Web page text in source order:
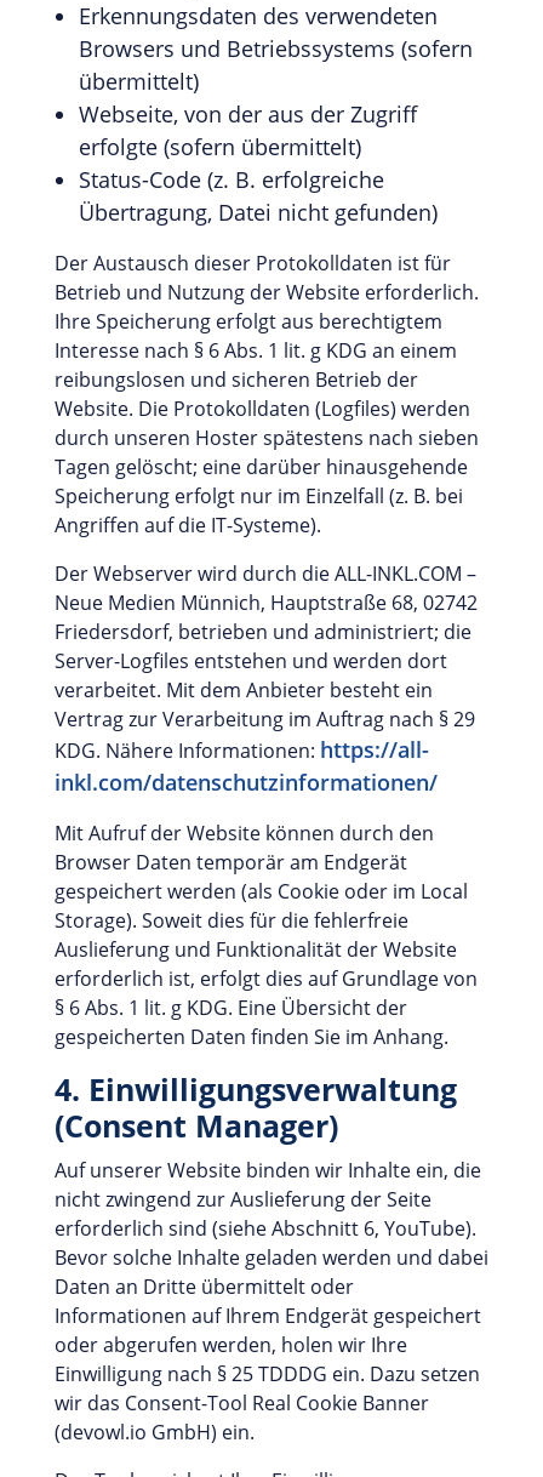
Erkennungsdaten des verwendeten
Browsers und Betriebssystems (sofern
übermittelt)
Webseite, von der aus der Zugriff
erfolgte (sofern übermittelt)
Status-Code (z. B. erfolgreiche
Übertragung, Datei nicht gefunden)
Der Austausch dieser Protokolldaten ist für
Betrieb und Nutzung der Website erforderlich.
Ihre Speicherung erfolgt aus berechtigtem
Interesse nach § 6 Abs. 1 lit. g KDG an einem
reibungslosen und sicheren Betrieb der
Website. Die Protokolldaten (Logfiles) werden
durch unseren Hoster spätestens nach sieben
Tagen gelöscht; eine darüber hinausgehende
Speicherung erfolgt nur im Einzelfall (z. B. bei
Angriffen auf die IT-Systeme).
Der Webserver wird durch die ALL-INKL.COM –
Neue Medien Münnich, Hauptstraße 68, 02742
Friedersdorf, betrieben und administriert; die
Server-Logfiles entstehen und werden dort
verarbeitet. Mit dem Anbieter besteht ein
Vertrag zur Verarbeitung im Auftrag nach § 29
KDG. Nähere Informationen: https://all-
inkl.com/datenschutzinformationen/
Mit Aufruf der Website können durch den
Browser Daten temporär am Endgerät
gespeichert werden (als Cookie oder im Local
Storage). Soweit dies für die fehlerfreie
Auslieferung und Funktionalität der Website
erforderlich ist, erfolgt dies auf Grundlage von
§ 6 Abs. 1 lit. g KDG. Eine Übersicht der
gespeicherten Daten finden Sie im Anhang.
4. Einwilligungsverwaltung
(Consent Manager)
Auf unserer Website binden wir Inhalte ein, die
nicht zwingend zur Auslieferung der Seite
erforderlich sind (siehe Abschnitt 6, YouTube).
Bevor solche Inhalte geladen werden und dabei
Daten an Dritte übermittelt oder
Informationen auf Ihrem Endgerät gespeichert
oder abgerufen werden, holen wir Ihre
Einwilligung nach § 25 TDDDG ein. Dazu setzen
wir das Consent-Tool Real Cookie Banner
(devowl.io GmbH) ein.